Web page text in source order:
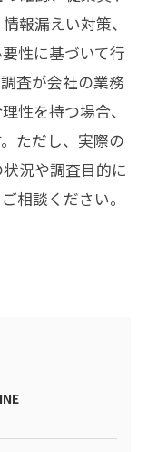
報漏えい対策、
性に基づいて行
査が会社の業務
性を持つ場合、
ただし、実際の
況や調査目的に
相談ください。